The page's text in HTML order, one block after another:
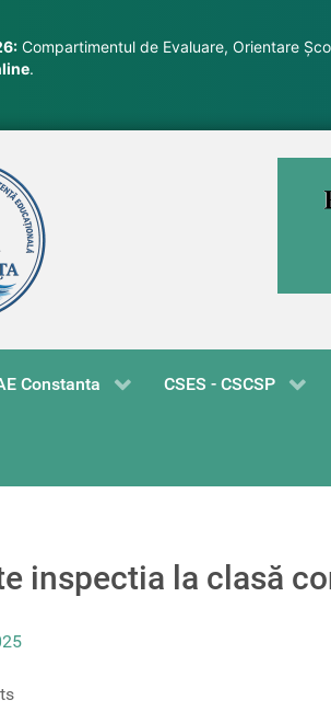
Compartimentul de Evaluare, Orientare
.
Constanta CSES - CSCSP
inspectia la clasă